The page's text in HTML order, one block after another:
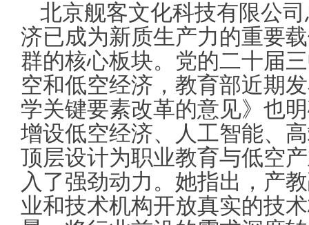
北京舰客文化科技有限公
济已成为新质生产力的重要
群的核心板块。党的二十届
空和低空经济，教育部近期
学关键要素改革的意见》也
增设低空经济、人工智能、
顶层设计为职业教育与低空
入了强劲动力。她指出，产
业和技术机构开放真实的技